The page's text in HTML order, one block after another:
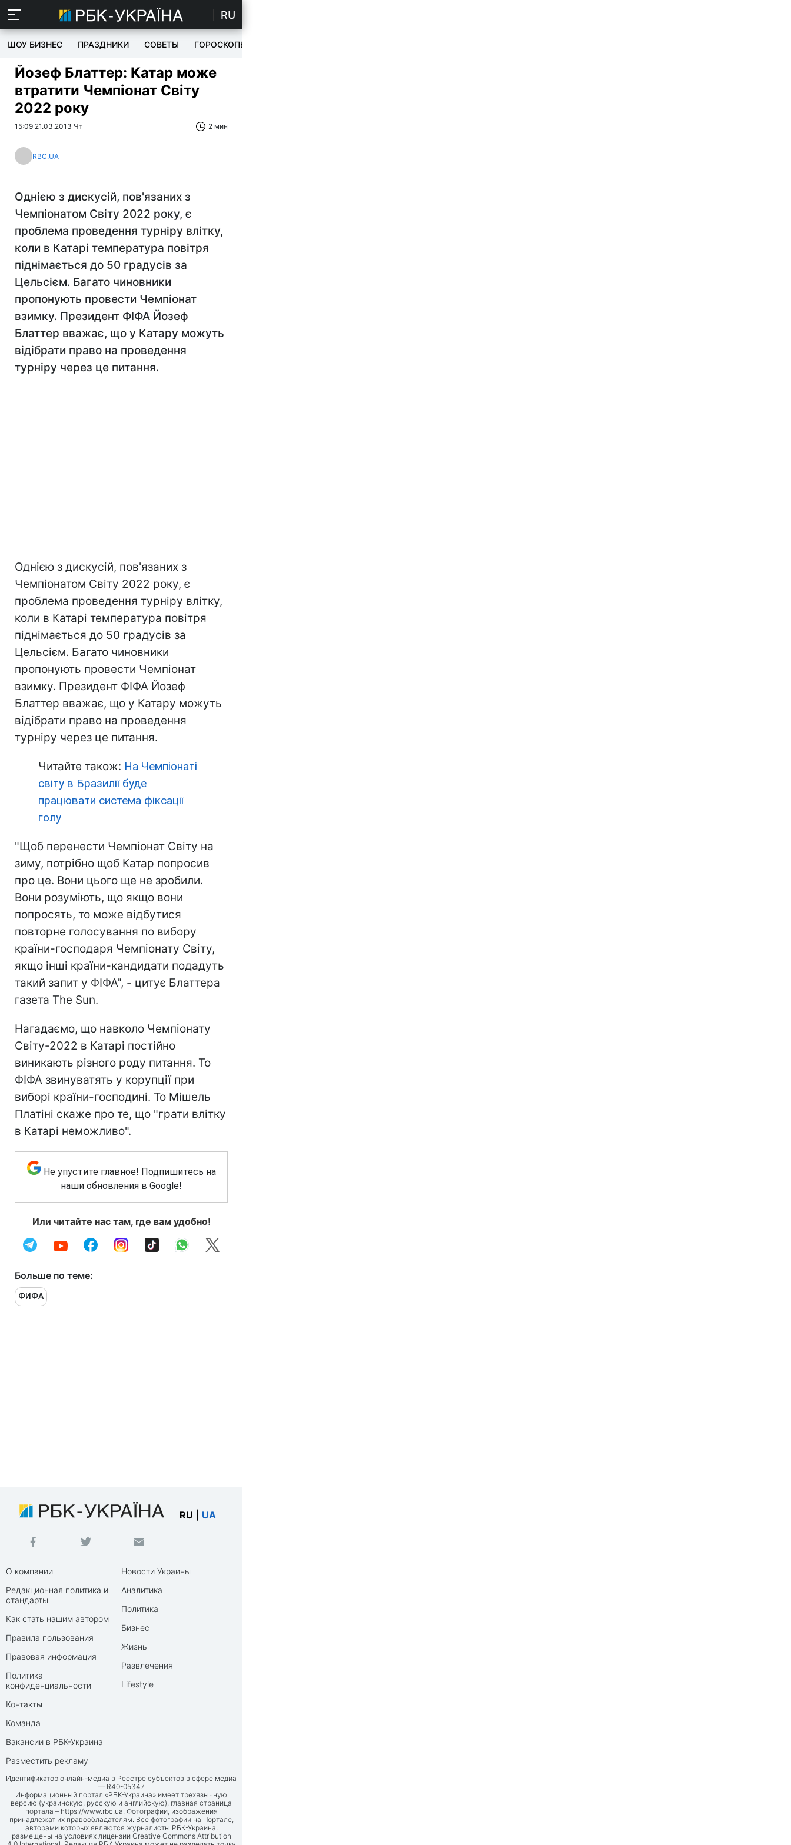
RU
ШОУ БИЗНЕС ПРАЗДНИКИ СОВЕТЫ ГОРОСКОПЫ
Йозеф Блаттер: Катар може
втратити Чемпіонат Світу
2022 року
15:09 21.03.2013 Чт 2 мин
RBC.UA
Однією з дискусій, пов'язаних з
Чемпіонатом Світу 2022 року, є
проблема проведення турніру влітку,
коли в Катарі температура повітря
піднімається до 50 градусів за
Цельсієм. Багато чиновники
пропонують провести Чемпіонат
взимку. Президент ФІФА Йозеф
Блаттер вважає, що у Катару можуть
відібрати право на проведення
турніру через це питання.
Однією з дискусій, пов'язаних з
Чемпіонатом Світу 2022 року, є
проблема проведення турніру влітку,
коли в Катарі температура повітря
піднімається до 50 градусів за
Цельсієм. Багато чиновники
пропонують провести Чемпіонат
взимку. Президент ФІФА Йозеф
Блаттер вважає, що у Катару можуть
відібрати право на проведення
турніру через це питання.
Читайте також: На Чемпіонаті
світу в Бразилії буде
працювати система фіксації
голу
"Щоб перенести Чемпіонат Світу на
зиму, потрібно щоб Катар попросив
про це. Вони цього ще не зробили.
Вони розуміють, що якщо вони
попросять, то може відбутися
повторне голосування по вибору
країни-господаря Чемпіонату Світу,
якщо інші країни-кандидати подадуть
такий запит у ФІФА", - цитує Блаттера
газета The Sun.
Нагадаємо, що навколо Чемпіонату
Світу-2022 в Катарі постійно
виникають різного роду питання. То
ФІФА звинуватять у корупції при
виборі країни-господині. То Мішель
Платіні скаже про те, що "грати влітку
в Катарі неможливо".
Не упустите главное! Подпишитесь на
наши обновления в Google!
Или читайте нас там, где вам удобно!
Больше по теме:
ФИФА
RU UA
О компании
Редакционная политика и
стандарты
Как стать нашим автором
Правила пользования
Правовая информация
Политика
конфиденциальности
Контакты
Команда
Вакансии в РБК-Украина
Разместить рекламу
Новости Украины
Аналитика
Политика
Бизнес
Жизнь
Развлечения
Lifestyle
Идентификатор онлайн-медиа в Реестре субъектов в сфере медиа
— R40-05347
Информационный портал «РБК-Украина» имеет трехязычную
версию (украинскую, русскую и английскую), главная страница
портала – https://www.rbc.ua. Фотографии, изображения
принадлежат их правообладателям. Все фотографии на Портале,
авторами которых являются журналисты РБК-Украина,
размещены на условиях лицензии Creative Commons Attribution